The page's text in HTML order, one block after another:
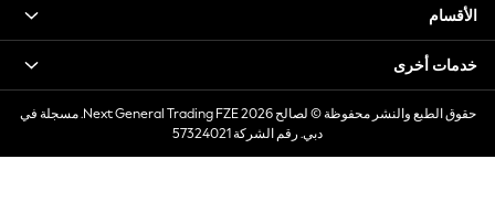
Girls' Travel Styles
Sunset Styles
Dresses
Occasionwear
Sets & Outfits
الأقسام
خدمات أخرى
حقوق الطبع والنشر محفوظة © لصالح 2026 Next General Trading FZE. مسجلة في
دبي. رقم الشركة 57324021